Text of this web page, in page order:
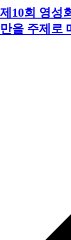
제10회 영성
만을 주제로